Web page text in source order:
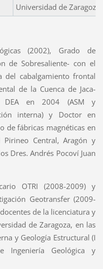
Universidad de Zaragoza
(2002), Grado de
de Sobresaliente- con el
del cabalgamiento frontal
de la Cuenca de Jaca-
DEA en 2004 (ASM y
interna) y Doctor en
de fábricas magnéticas en
Pirineo Central, Aragón y
Dres. Andrés Pocoví Juan
OTRI (2008-2009) y
Geotransfer (2009-
de la licenciatura y
de Zaragoza, en las
y Geología Estructural (I
Ingeniería Geológica y